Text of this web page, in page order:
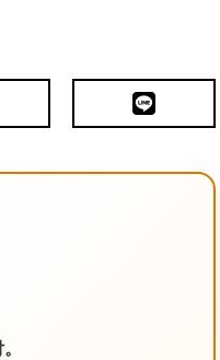
LINE